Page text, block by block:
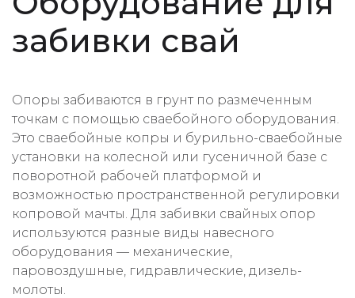
забивки свай
Опоры забиваются в грунт по размеченным
точкам с помощью сваебойного оборудования.
Это сваебойные копры и бурильно-сваебойные
установки на колесной или гусеничной базе с
поворотной рабочей платформой и
возможностью пространственной регулировки
копровой мачты. Для забивки свайных опор
используются разные виды навесного
оборудования — механические,
паровоздушные, гидравлические, дизель-
молоты.